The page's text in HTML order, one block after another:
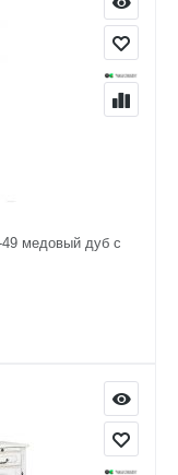
медовый дуб с